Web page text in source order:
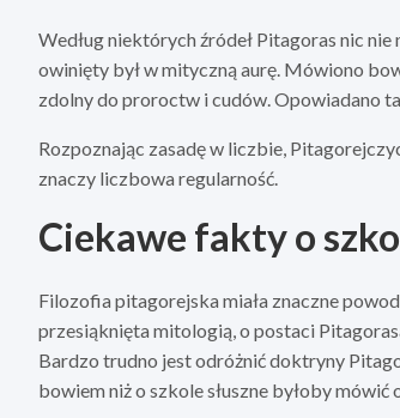
Według niektórych źródeł Pitagoras nic
owinięty był w mityczną aurę. Mówiono
zdolny do proroctw i cudów. Opowiadano
Rozpoznając zasadę w liczbie,
znaczy liczbowa regularność.
Ciekawe fakty o
Filozofia pitagorejska miała znaczne
przesiąknięta mitologią, o postaci
Bardzo trudno jest odróżnić doktryny
bowiem niż o szkole słuszne byłoby